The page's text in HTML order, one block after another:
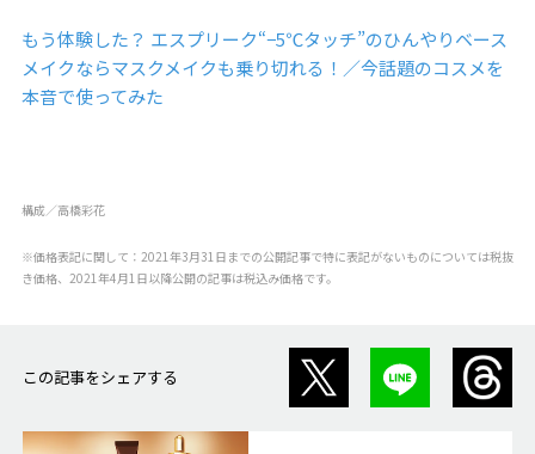
もう体験した？ エスプリーク“−5℃タッチ”のひんやりベース
メイクならマスクメイクも乗り切れる！／今話題のコスメを
本音で使ってみた
構成／高橋彩花
※価格表記に関して：2021年3月31日までの公開記事で特に表記がないものについては税抜
き価格、2021年4月1日以降公開の記事は税込み価格です。
この記事をシェアする